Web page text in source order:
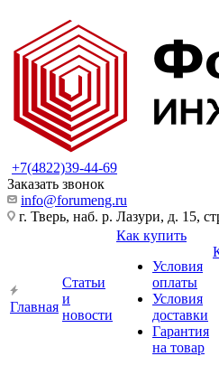
+7(4822)39-44-69
Заказать звонок
info@forumeng.ru
г. Тверь, наб. р. Лазури, д. 15,
Главная
Статьи
и
новости
Как купить
Условия
оплаты
Условия
доставки
Гарантия
на товар